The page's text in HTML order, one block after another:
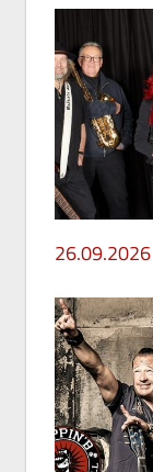
26.09.2026